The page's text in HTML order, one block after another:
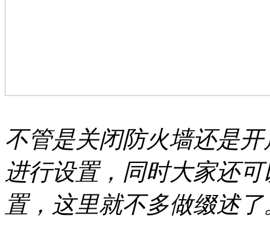
不管是关闭防火墙还是
进行设置，同时大家还
置，这里就不多做缀述了